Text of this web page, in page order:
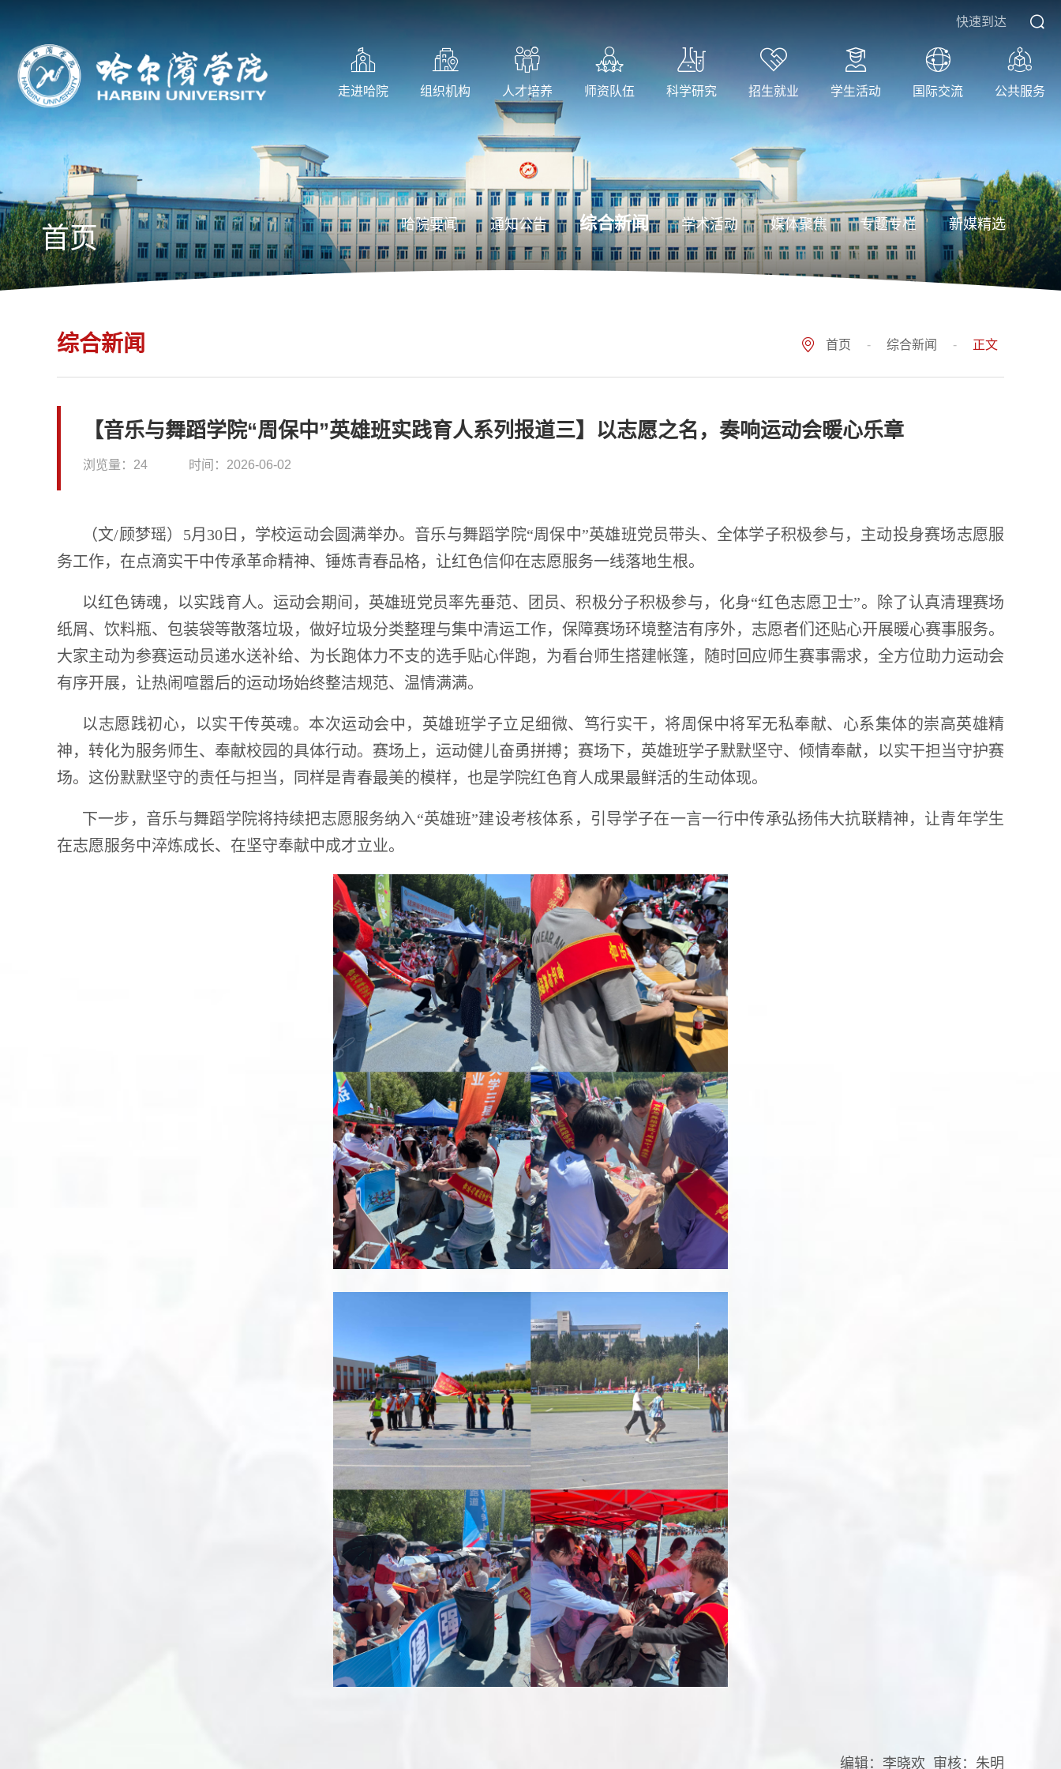
快速到达
走进哈院 组织机构 人才培养 师资队伍 科学研究 招生就业 学生活动 国际交流 公共服务
首页 哈院要闻 通知公告 综合新闻 学术活动 媒体聚焦 专题专栏 新媒精选
综合新闻 首页 - 综合新闻 - 正文
【音乐与舞蹈学院“周保中”英雄班实践育人系列报道三】以志愿之名，奏响运动会暖心乐章
浏览量： 24 时间： 2026-06-02
（文/顾梦瑶）5月30日，学校运动会圆满举办。音乐与舞蹈学院“周保中”英雄班党员带头、全体学子积极参与，主动投身赛场志愿服
务工作，在点滴实干中传承革命精神、锤炼青春品格，让红色信仰在志愿服务一线落地生根。
以红色铸魂，以实践育人。运动会期间，英雄班党员率先垂范、团员、积极分子积极参与，化身“红色志愿卫士”。除了认真清理赛场
纸屑、饮料瓶、包装袋等散落垃圾，做好垃圾分类整理与集中清运工作，保障赛场环境整洁有序外，志愿者们还贴心开展暖心赛事服务。
大家主动为参赛运动员递水送补给、为长跑体力不支的选手贴心伴跑，为看台师生搭建帐篷，随时回应师生赛事需求，全方位助力运动会
有序开展，让热闹喧嚣后的运动场始终整洁规范、温情满满。
以志愿践初心，以实干传英魂。本次运动会中，英雄班学子立足细微、笃行实干，将周保中将军无私奉献、心系集体的崇高英雄精
神，转化为服务师生、奉献校园的具体行动。赛场上，运动健儿奋勇拼搏；赛场下，英雄班学子默默坚守、倾情奉献，以实干担当守护赛
场。这份默默坚守的责任与担当，同样是青春最美的模样，也是学院红色育人成果最鲜活的生动体现。
下一步，音乐与舞蹈学院将持续把志愿服务纳入“英雄班”建设考核体系，引导学子在一言一行中传承弘扬伟大抗联精神，让青年学生
在志愿服务中淬炼成长、在坚守奉献中成才立业。
编辑：李晓欢 审核：朱明